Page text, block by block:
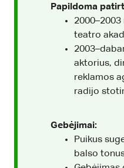
Papildoma
teatro
aktorius,
reklamos
radijo
Gebėjimai:
Puikus
balso